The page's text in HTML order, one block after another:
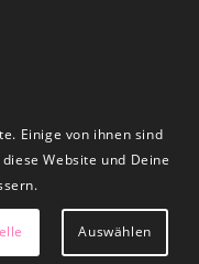
Einige von ihnen sind
Website und Deine
Auswählen